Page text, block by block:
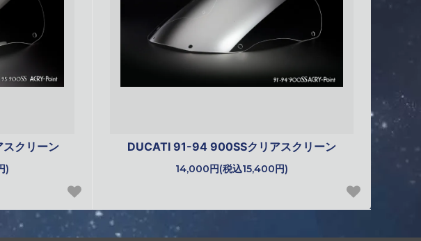
クリーン
)
DUCATI 91-94 900SSクリアスクリーン
14,000円(税込15,400円)